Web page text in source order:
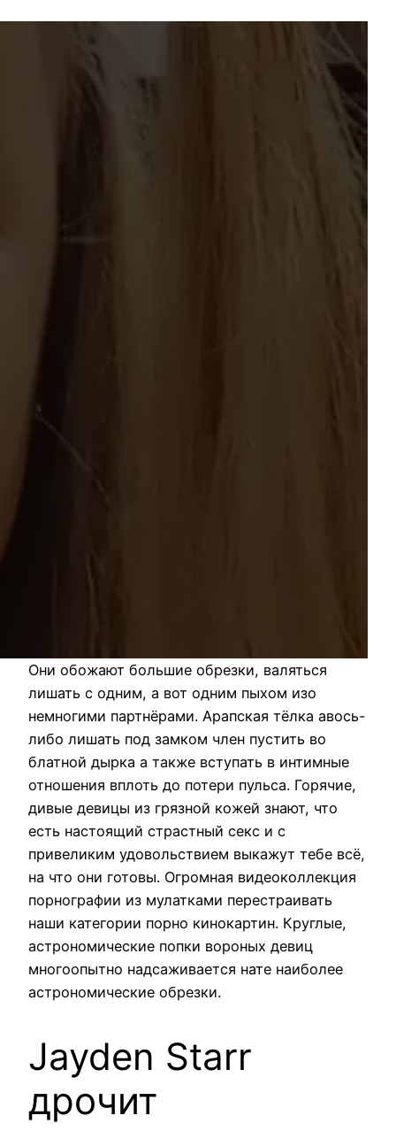
Они обожают большие обрезки, валяться
лишать с одним, а вот одним пыхом изо
немногими партнёрами. Арапская тёлка авось-
либо лишать под замком член пустить во
блатной дырка а также вступать в интимные
отношения вплоть до потери пульса. Горячие,
дивые девицы из грязной кожей знают, что
есть настоящий страстный секс и с
привеликим удовольствием выкажут тебе всё,
на что они готовы. Огромная видеоколлекция
порнографии из мулатками перестраивать
наши категории порно кинокартин. Круглые,
астрономические попки вороных девиц
многоопытно надсаживается нате наиболее
астрономические обрезки.
Jayden Starr
дрочит